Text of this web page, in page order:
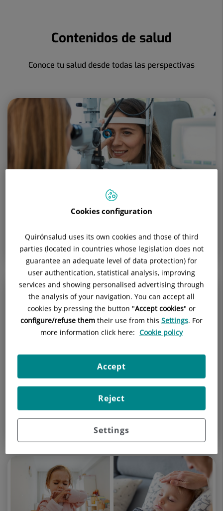
Contenidos de salud
Conoce tu salud desde todas las perspectivas
19 de marzo de 2024
tratamiento del glaucoma
26 de febrero de 2024
La prevención de la bronquiolitis en los
bebés
Cookies configuration
Quirónsalud uses its own cookies and those of third
parties (located in countries whose legislation does not
guarantee an adequate level of data protection) for
user authentication, statistical analysis, improving
services and showing personalised advertising through
the analysis of your navigation. You can accept all
cookies by pressing the button "Accept cookies" or
configure/refuse them their use from this Settings. For
more information click here: Cookie policy
Settings
Reject
Accept